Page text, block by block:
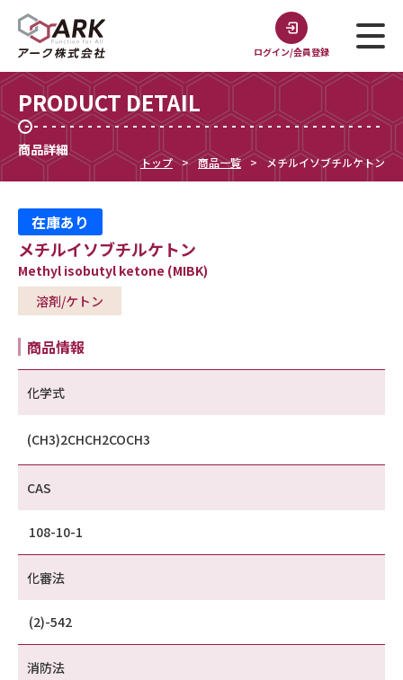
ログイン/会員登録
PRODUCT DETAIL
商品詳細
トップ 商品一覧 メチルイソブチルケトン
在庫あり
メチルイソブチルケトン
Methyl isobutyl ketone (MIBK)
溶剤/ケトン
商品情報
化学式
(CH3)2CHCH2COCH3
CAS
108-10-1
化審法
(2)-542
消防法